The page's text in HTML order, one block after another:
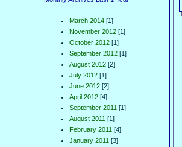
March 2014 [1]
November 2012 [1]
October 2012 [1]
September 2012 [1]
August 2012 [2]
July 2012 [1]
June 2012 [2]
April 2012 [4]
September 2011 [1]
August 2011 [1]
February 2011 [4]
January 2011 [3]